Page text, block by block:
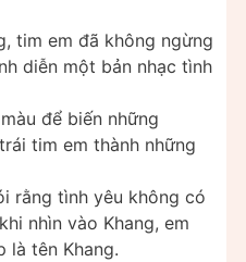
tim em đã không ngừng
diễn một bản nhạc tình
để biến những
tim em thành những
rằng tình yêu không có
nhìn vào Khang, em
là tên Khang.